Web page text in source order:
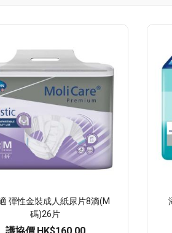
彈性金裝成人紙尿片8滴(M
碼)26片